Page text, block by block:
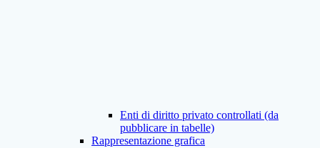
Enti di diritto privato controllati (da
pubblicare in tabelle)
Rappresentazione grafica